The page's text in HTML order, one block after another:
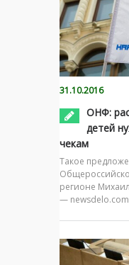
31.10.2016
ОНФ:
детей
чекам
Такое
регионе
— newsdelo.com